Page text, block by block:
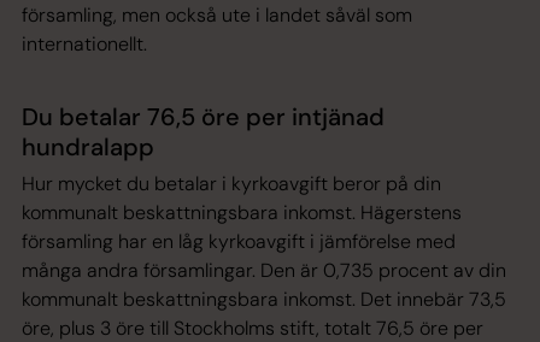
församling, men också ute i landet såväl som
internationellt.
Du betalar 76,5 öre per intjänad
hundralapp
Hur mycket du betalar i kyrkoavgift beror på din
kommunalt beskattningsbara inkomst. Hägerstens
församling har en låg kyrkoavgift i jämförelse med
många andra församlingar. Den är 0,735 procent av din
kommunalt beskattningsbara inkomst. Det innebär 73,5
öre, plus 3 öre till Stockholms stift, totalt 76,5 öre per